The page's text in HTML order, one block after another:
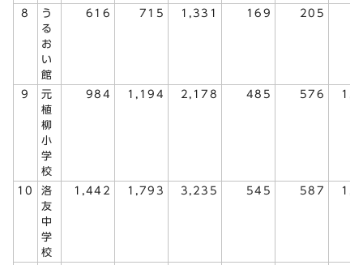
8
う
る
お
い
館
616 715 1,331 169 205
9
元
植
柳
小
学
校
984 1,194 2,178 485 576
10
洛
友
中
学
校
1,442 1,793 3,235 545 587